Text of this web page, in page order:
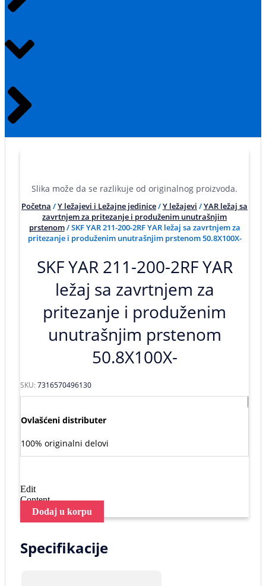
Slika može da se razlikuje od originalnog proizvoda.
Početna /Y ležajevi i Ležajne jedinice/Y ležajevi /YAR ležaj sa
zavrtnjem za pritezanje i produženim unutrašnjim
prstenom/ SKF YAR 211-200-2RF YAR ležaj sa zavrtnjem za
pritezanje i produženim unutrašnjim prstenom 50.8X100X-
SKF YAR 211-200-2RF YAR
ležaj sa zavrtnjem za
pritezanje i produženim
unutrašnjim prstenom
50.8X100X-
SKU:7316570496130
Ovlašćeni distributer
100% originalni delovi
Edit
Content
Dodaj u korpu
Specifikacije